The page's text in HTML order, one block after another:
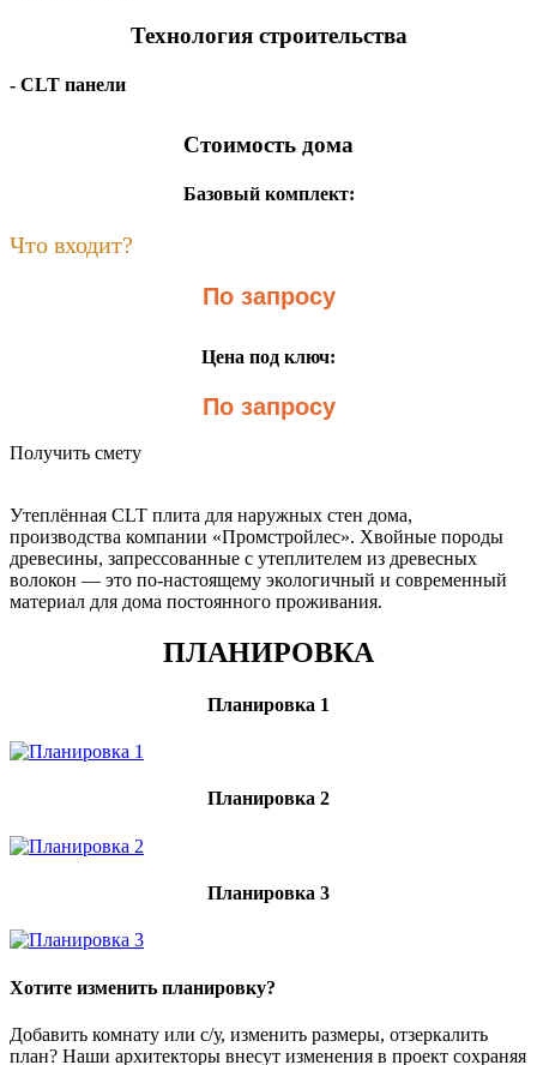
Технология строительства
- CLT панели
Стоимость дома
Базовый комплект:
Что входит?
По запросу
Цена под ключ:
По запросу
Получить смету
Утеплённая CLT плита для наружных стен дома,
производства компании «Промстройлес». Хвойные породы
древесины, запрессованные с утеплителем из древесных
волокон — это по-настоящему экологичный и современный
материал для дома постоянного проживания.
ПЛАНИРОВКА
Планировка 1
Планировка 2
Планировка 3
Хотите изменить планировку?
Добавить комнату или с/у, изменить размеры, отзеркалить
план? Наши архитекторы внесут изменения в проект сохраняя